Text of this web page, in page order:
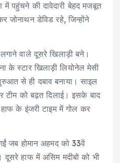
पहुंचने की दावेदारी बेहद मजबूत
जोनाथन डेविड रहे, जिन्होंने
वाले दूसरे खिलाड़ी बने।
के स्टार खिलाड़ी लियोनेल मेसी
से ही दबाव बनाया। साइल
टीम को बढ़त दिलाई। इसके बाद
के इंजरी टाइम में गोल कर
जब होमान अहमद को 33वें
दूसरे हाफ में असिम मदीबो को भी